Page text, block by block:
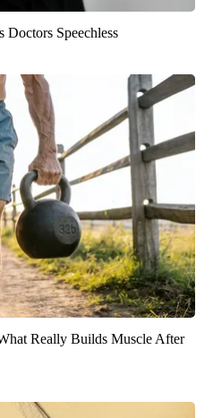
Speechless
Really Builds Muscle After